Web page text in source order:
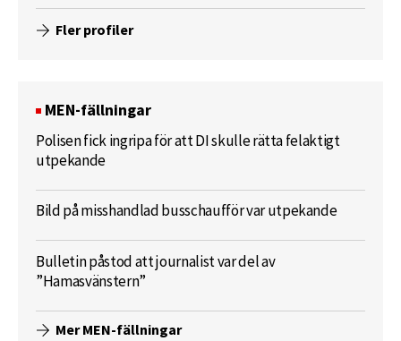
Fler profiler
MEN-fällningar
Polisen fick ingripa för att DI skulle rätta felaktigt
utpekande
Bild på misshandlad busschaufför var utpekande
Bulletin påstod att journalist var del av
”Hamasvänstern”
Mer MEN-fällningar